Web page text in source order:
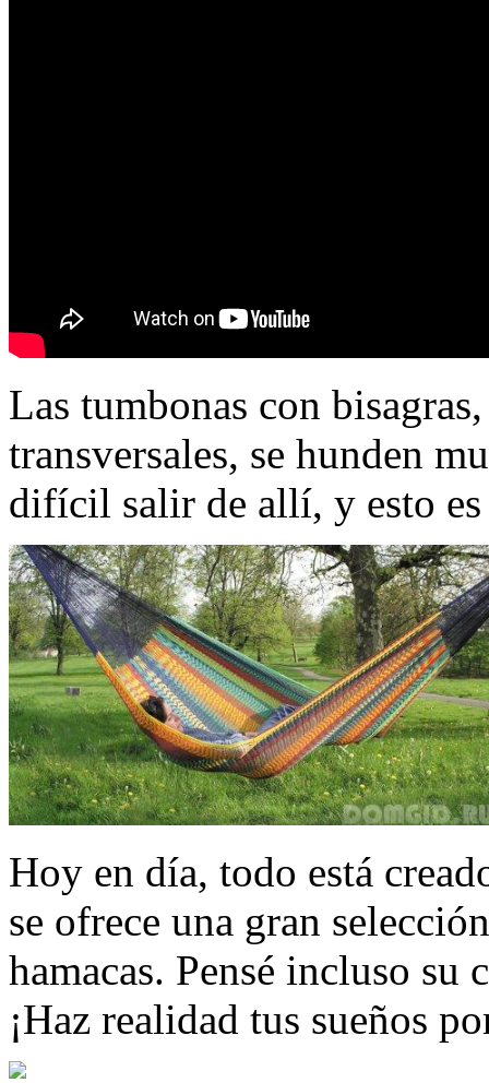
Las tumbonas con
transversales, se hunden
difícil salir de allí, y esto
Hoy en día, todo está
se ofrece una gran
hamacas. Pensé incluso
¡Haz realidad tus sueños